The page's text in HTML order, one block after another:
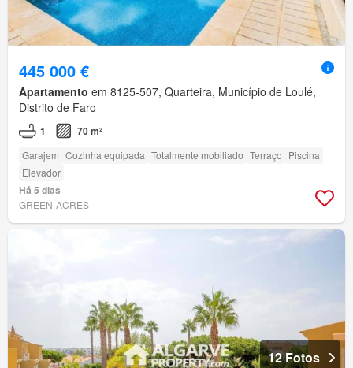
445 000 €
Apartamento em 8125-507, Quarteira, Município de Loulé,
Distrito de Faro
1 70 m²
Garajem Cozinha equipada Totalmente mobiliado Terraço Piscina
Elevador
Há 5 dias
GREEN-ACRES
12 Fotos